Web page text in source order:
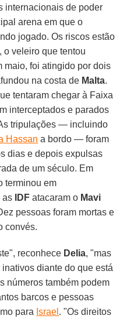
internacionais de poder
arena em que o
jogado. Os riscos estão
, o veleiro que tentou
maio, foi atingido por dois
na costa de Malta.
tentaram chegar à Faixa
interceptados e parados
tripulações — incluindo
Hassan a bordo — foram
dias e depois expulsas
de um século. Em
terminou em
as
IDF atacaram o Mavi
pessoas foram mortas e
convés.
reconhece Delia, "mas
diante do que está
números também podem
barcos e pessoas
para Israel . "Os direitos